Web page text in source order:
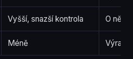
Vyšší, snazší kontrola O něco
Méně